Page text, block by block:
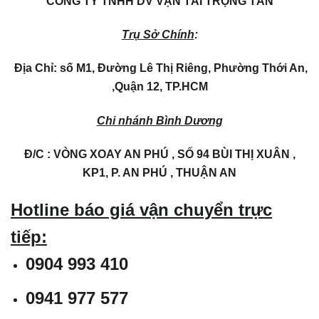
Trụ Sở Chính:
Địa Chỉ: số M1, Đường Lê Thị Riêng, Phường Thới An,
,Quận 12, TP.HCM
Chi nhánh Bình Dương
Đ/C : VÒNG XOAY AN PHÚ , SỐ 94 BÙI THỊ XUÂN ,
KP1, P. AN PHÚ , THUẬN AN
Hotline báo giá vận chuyển trực
tiếp:
0904 993 410
0941 977 577